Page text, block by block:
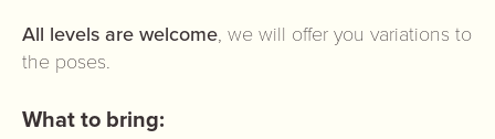
All levels are welcome, we will offer you variations to
the poses.
What to bring: